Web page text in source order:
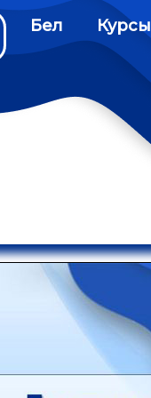
Бел Курсы